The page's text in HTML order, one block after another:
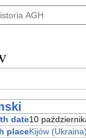
date10
placeKijów